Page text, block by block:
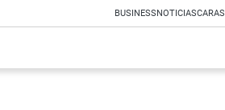
BUSINESSNOTICIASCARAS